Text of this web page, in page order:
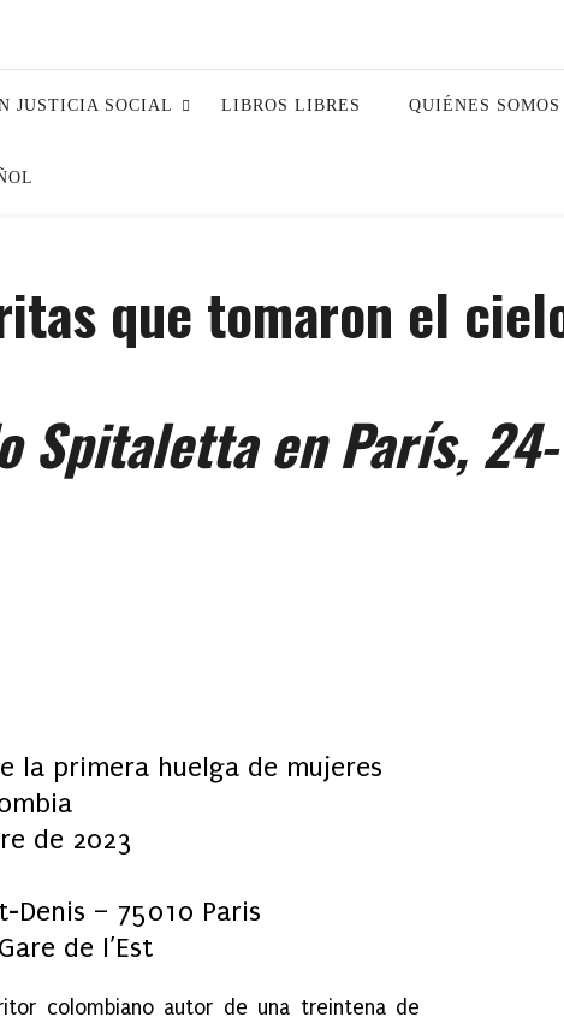
JUSTICIA SOCIAL LIBROS LIBRES QUIÉNES SOMOS
que tomaron el
Spitaletta en París,
la primera huelga de mujeres
de 2023
Denis – 75010 Paris
de l’Est
colombiano autor de una treintena de